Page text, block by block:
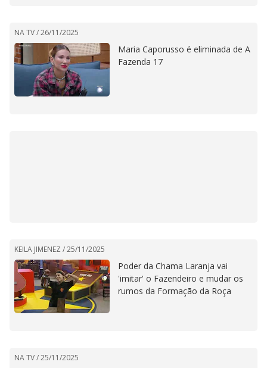
NA TV /26/11/2025
Maria Caporusso é eliminada de A
Fazenda 17
KEILA JIMENEZ /25/11/2025
Poder da Chama Laranja vai
'imitar' o Fazendeiro e mudar os
rumos da Formação da Roça
NA TV /25/11/2025